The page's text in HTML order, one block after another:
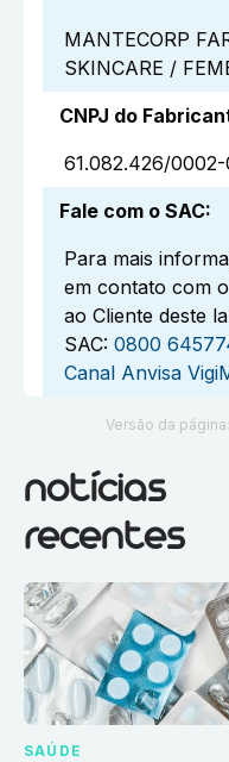
MANTECORP
SKINCARE /
CNPJ do
61.082.426/
Fale com o SAC:
Para mais
em contato com
ao Cliente deste
SAC: 0800
Canal Anvisa
Versão da página:
notícias
recentes
SAÚDE